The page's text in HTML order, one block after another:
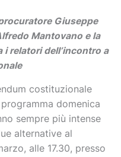
Giuseppe
Mantovano e la
relatori dell’incontro a
costituzionale
domenica
sempre più intense
alternative al
alle 17.30, presso